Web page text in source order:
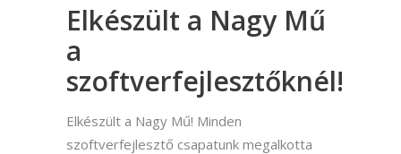
Elkészült a Nagy Mű
a
szoftverfejlesztőknél!
Elkészült a Nagy Mű! Minden
szoftverfejlesztő csapatunk megalkotta